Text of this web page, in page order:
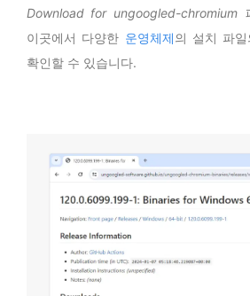
Download for ungoogled-chromium
이곳에서 다양한 운영체제의 설치 파
확인할 수 있습니다.